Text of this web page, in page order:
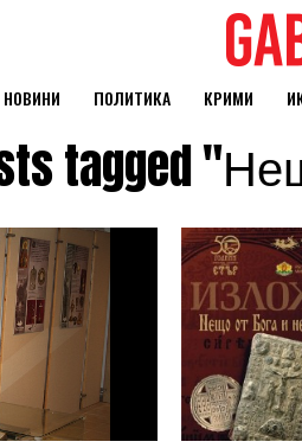
НОВИНИ ПОЛИТИКА КРИМИ
tagged